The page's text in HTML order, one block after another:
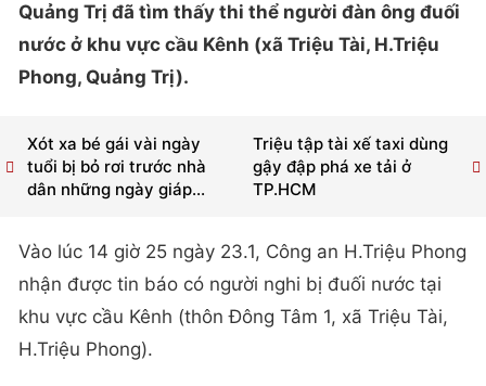
Quảng Trị đã tìm thấy thi thể người đàn ông đuối
nước ở khu vực cầu Kênh (xã Triệu Tài, H.Triệu
Phong, Quảng Trị).
Triệu tập tài xế taxi dùng
gậy đập phá xe tải ở
TP.HCM
Xót xa bé gái vài ngày
tuổi bị bỏ rơi trước nhà
dân những ngày giáp...
Vào lúc 14 giờ 25 ngày 23.1, Công an H.Triệu Phong
nhận được tin báo có người nghi bị đuối nước tại
khu vực cầu Kênh (thôn Đông Tâm 1, xã Triệu Tài,
H.Triệu Phong).